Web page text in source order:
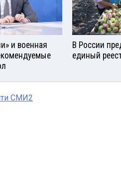
и военная
В России
единый
СМИ2